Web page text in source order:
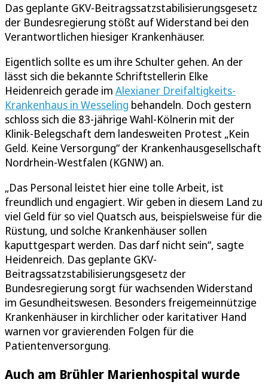
Das geplante GKV-Beitragssatzstabilisierungsgesetz
der Bundesregierung stößt auf Widerstand bei den
Verantwortlichen hiesiger Krankenhäuser.
Eigentlich sollte es um ihre Schulter gehen. An der
lässt sich die bekannte Schriftstellerin Elke
Heidenreich gerade im Alexianer Dreifaltigkeits-
Krankenhaus in Wesseling behandeln. Doch gestern
schloss sich die 83-jährige Wahl-Kölnerin mit der
Klinik-Belegschaft dem landesweiten Protest „Kein
Geld. Keine Versorgung“ der Krankenhausgesellschaft
Nordrhein-Westfalen (KGNW) an.
„Das Personal leistet hier eine tolle Arbeit, ist
freundlich und engagiert. Wir geben in diesem Land zu
viel Geld für so viel Quatsch aus, beispielsweise für die
Rüstung, und solche Krankenhäuser sollen
kaputtgespart werden. Das darf nicht sein“, sagte
Heidenreich. Das geplante GKV-
Beitragssatzstabilisierungsgesetz der
Bundesregierung sorgt für wachsenden Widerstand
im Gesundheitswesen. Besonders freigemeinnützige
Krankenhäuser in kirchlicher oder karitativer Hand
warnen vor gravierenden Folgen für die
Patientenversorgung.
Auch am Brühler Marienhospital wurde